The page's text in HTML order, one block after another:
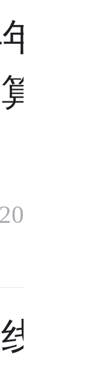
涨多
公
年8月
计算